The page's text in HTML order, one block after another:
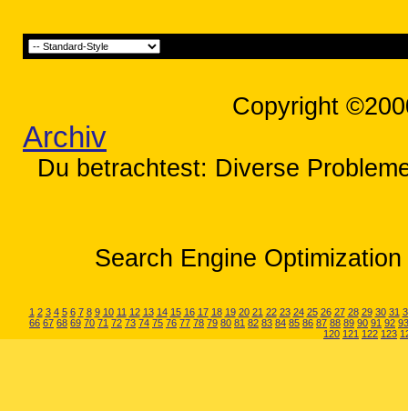
Copyright
Archiv
Du betrachtest: Diverse
Search Engine
1 2 3 4 5 6 7 8 9 10 11 12 13 14 15 16 17 18 19 20 21 22 23 24 25 26 27 28 29 30 31
66 67 68 69 70 71 72 73 74 75 76 77 78 79 80 81 82 83 84 85 86 87 88 89 90 91 92 93
120 121 122 123